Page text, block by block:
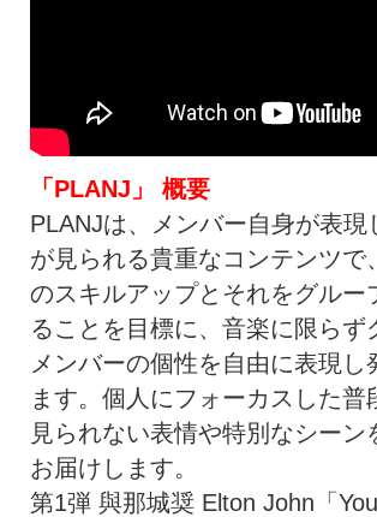
「PLANJ」 概要
PLANJは、メンバー自身が表現
が見られる貴重なコンテンツで
のスキルアップとそれをグルー
ることを目標に、音楽に限らず
メンバーの個性を自由に表現し
ます。個人にフォーカスした普
見られない表情や特別なシーン
お届けします。
第1弾 與那城奨 Elton John「